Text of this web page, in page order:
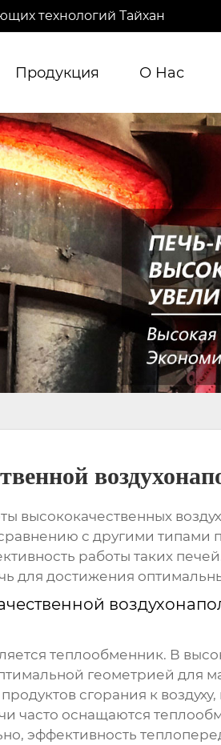
технологий Тайхан
Продукция О Нас
высококачественных
с другими
работы таких
для достижения
теплообменник. В
геометрией для
сгорания к
часто оснащаются
эффективность